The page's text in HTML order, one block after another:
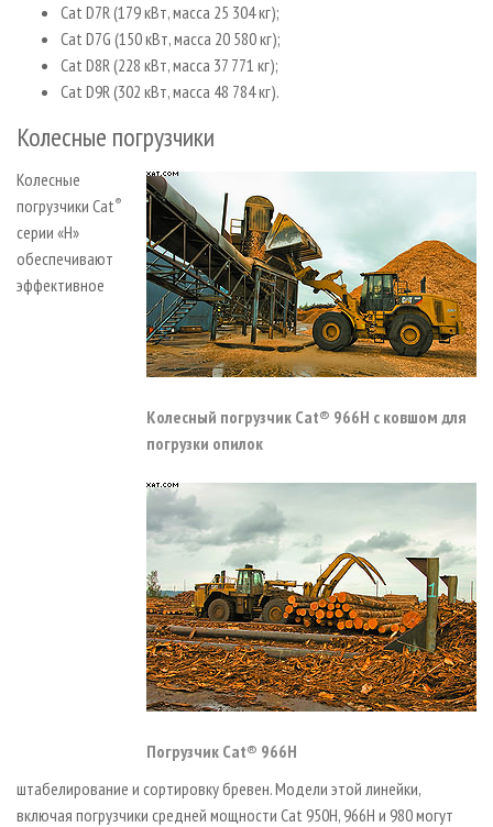
Cat D7R (179 кВт, масса 25 304 кг);
Cat D7G (150 кВт, масса 20 580 кг);
Cat D8R (228 кВт, масса 37 771 кг);
Cat D9R (302 кВт, масса 48 784 кг).
Колесные погрузчики
Колесный погрузчик Cat® 966H с ковшом для
погрузки опилок
Погрузчик Cat® 966H
Колесные
погрузчики Cat®
серии «H»
обеспечивают
эффективное
штабелирование и сортировку бревен. Модели этой линейки,
включая погрузчики средней мощности Cat 950H, 966H и 980 могут